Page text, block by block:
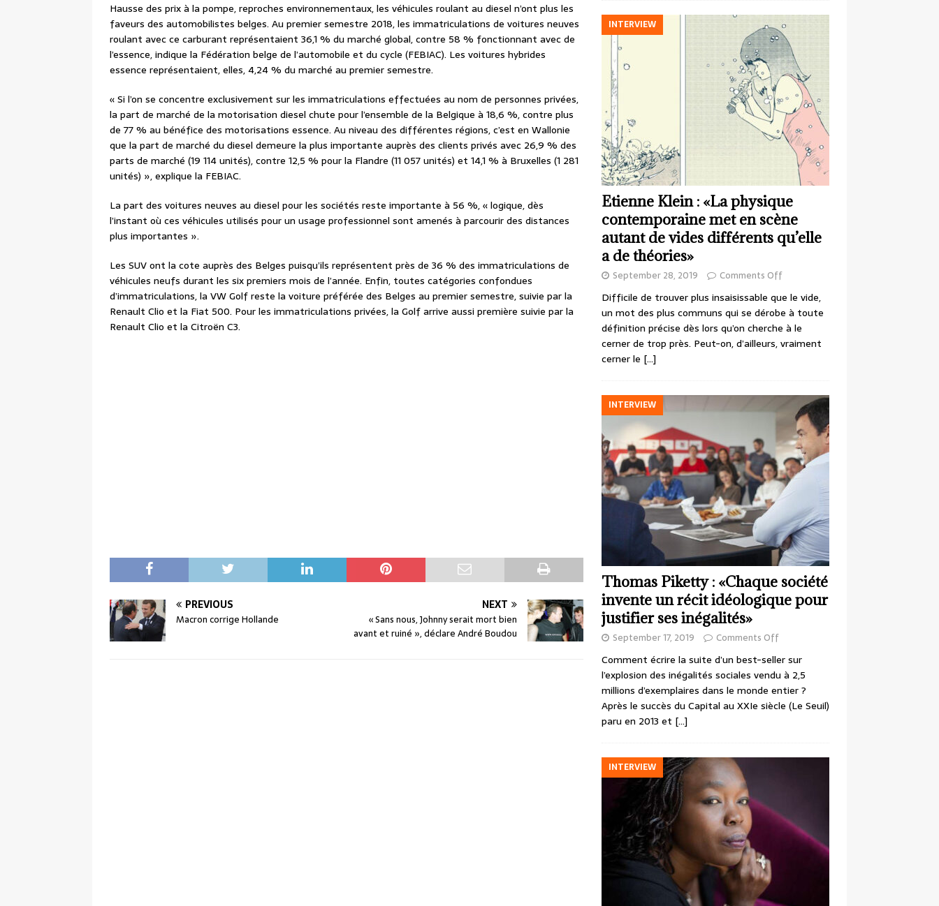
Hausse des prix à la pompe, reproches environnementaux, les véhicules roulant au diesel n’ont plus les
faveurs des automobilistes belges. Au premier semestre 2018, les immatriculations de voitures neuves
roulant avec ce carburant représentaient 36,1 % du marché global, contre 58 % fonctionnant avec de
l’essence, indique la Fédération belge de l’automobile et du cycle (FEBIAC). Les voitures hybrides
essence représentaient, elles, 4,24 % du marché au premier semestre.
« Si l’on se concentre exclusivement sur les immatriculations effectuées au nom de personnes privées,
la part de marché de la motorisation diesel chute pour l’ensemble de la Belgique à 18,6 %, contre plus
de 77 % au bénéfice des motorisations essence. Au niveau des différentes régions, c’est en Wallonie
que la part de marché du diesel demeure la plus importante auprès des clients privés avec 26,9 % des
parts de marché (19 114 unités), contre 12,5 % pour la Flandre (11 057 unités) et 14,1 % à Bruxelles (1 281
unités) », explique la FEBIAC.
La part des voitures neuves au diesel pour les sociétés reste importante à 56 %, « logique, dès
l’instant où ces véhicules utilisés pour un usage professionnel sont amenés à parcourir des distances
plus importantes ».
Les SUV ont la cote auprès des Belges puisqu’ils représentent près de 36 % des immatriculations de
véhicules neufs durant les six premiers mois de l’année. Enfin, toutes catégories confondues
d’immatriculations, la VW Golf reste la voiture préférée des Belges au premier semestre, suivie par la
Renault Clio et la Fiat 500. Pour les immatriculations privées, la Golf arrive aussi première suivie par la
Renault Clio et la Citroën C3.
PREVIOUS
Macron corrige Hollande
NEXT
« Sans nous, Johnny serait mort bien
avant et ruiné », déclare André Boudou
INTERVIEW
Etienne Klein : «La physique
contemporaine met en scène
autant de vides différents qu’elle
a de théories»
September 28, 2019 Comments Off
Difficile de trouver plus insaisissable que le vide,
un mot des plus communs qui se dérobe à toute
définition précise dès lors qu’on cherche à le
cerner de trop près. Peut-on, d’ailleurs, vraiment
cerner le […]
INTERVIEW
Thomas Piketty : «Chaque société
invente un récit idéologique pour
justifier ses inégalités»
September 17, 2019 Comments Off
Comment écrire la suite d’un best-seller sur
l’explosion des inégalités sociales vendu à 2,5
millions d’exemplaires dans le monde entier ?
Après le succès du Capital au XXIe siècle (Le Seuil)
paru en 2013 et […]
INTERVIEW